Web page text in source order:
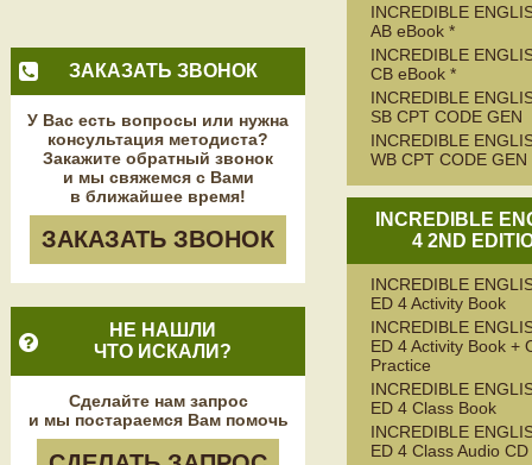
ЗАКАЗАТЬ ЗВОНОК
У Вас есть вопросы или нужна
консультация методиста?
Закажите обратный звонок
и мы свяжемся с Вами
в ближайшее время!
ЗАКАЗАТЬ ЗВОНОК
НЕ НАШЛИ
ЧТО ИСКАЛИ?
Сделайте нам запрос
и мы постараемся Вам помочь
INCREDIBLE
AB eBook *
INCREDIBLE
CB eBook *
INCREDIBLE
SB CPT CODE GEN
INCREDIBLE
WB CPT CODE GEN
INCREDIBLE
4 2ND
INCREDIBLE
ED 4 Activity Book
INCREDIBLE
ED 4 Activity Book +
Practice
INCREDIBLE
ED 4 Class Book
INCREDIBLE
ED 4 Class Audio CD